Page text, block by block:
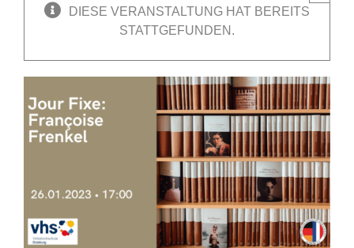
DIESE VERANSTALTUNG HAT BEREITS
STATTGEFUNDEN.